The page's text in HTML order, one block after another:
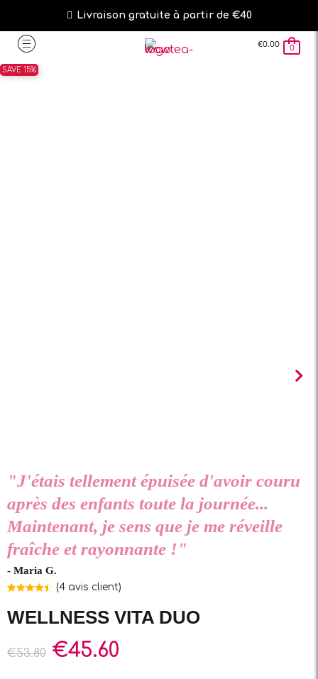
Livraison gratuite à partir de €40
€0.00 0
SAVE 15%
"J'étais tellement épuisée d'avoir couru
après des enfants toute la journée...
Maintenant, je sens que je me réveille
fraîche et rayonnante !"
- Maria G.
basé sur
notations
(4avis client)
WELLNESS VITA DUO
€53.80 €45.60